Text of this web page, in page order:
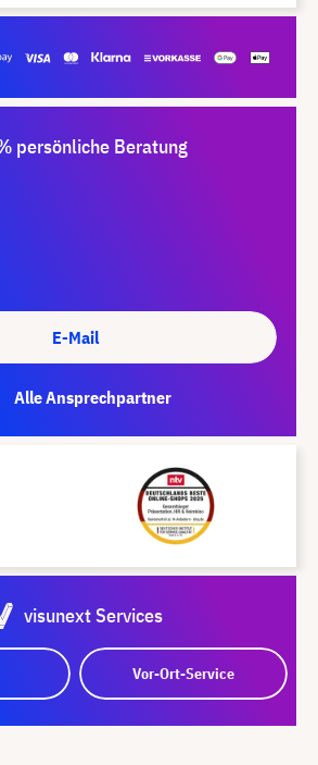
persönliche Beratung
E-Mail
Alle Ansprechpartner
visunext Services
Vor-Ort-Service